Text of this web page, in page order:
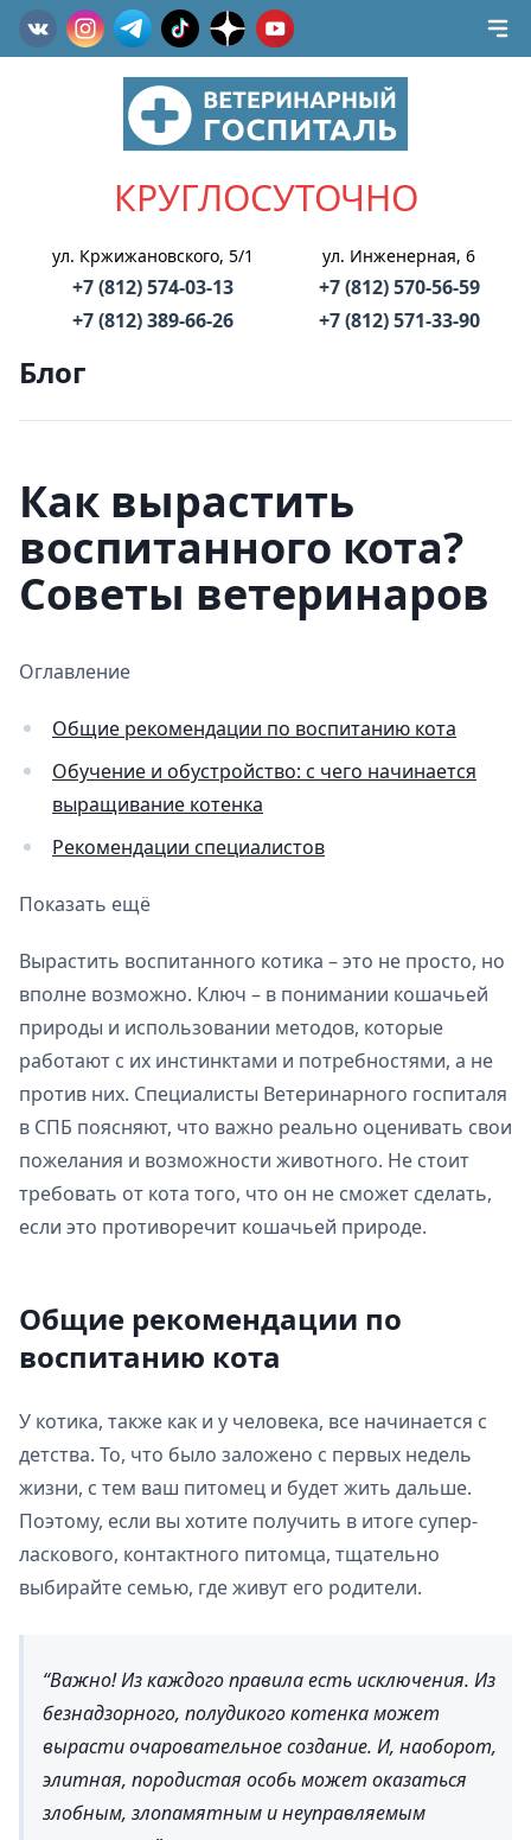
КРУГЛОСУТОЧНО
ул. Кржижановского, 5/1
+7 (812) 574-03-13
+7 (812) 389-66-26
ул. Инженерная, 6
+7 (812) 570-56-59
+7 (812) 571-33-90
Блог
Как вырастить
воспитанного кота?
Советы ветеринаров
Оглавление
Общие рекомендации по воспитанию кота
Обучение и обустройство: с чего начинается
выращивание котенка
Рекомендации специалистов
Показать ещё
Вырастить воспитанного котика – это не просто, но
вполне возможно. Ключ – в понимании кошачьей
природы и использовании методов, которые
работают с их инстинктами и потребностями, а не
против них. Специалисты Ветеринарного госпиталя
в СПБ поясняют, что важно реально оценивать свои
пожелания и возможности животного. Не стоит
требовать от кота того, что он не сможет сделать,
если это противоречит кошачьей природе.
Общие рекомендации по
воспитанию кота
У котика, также как и у человека, все начинается с
детства. То, что было заложено с первых недель
жизни, с тем ваш питомец и будет жить дальше.
Поэтому, если вы хотите получить в итоге супер-
ласкового, контактного питомца, тщательно
выбирайте семью, где живут его родители.
Важно! Из каждого правила есть исключения. Из
безнадзорного, полудикого котенка может
вырасти очаровательное создание. И, наоборот,
элитная, породистая особь может оказаться
злобным, злопамятным и неуправляемым